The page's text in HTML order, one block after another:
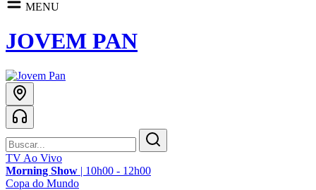
MENU
JOVEM PAN
TV Ao Vivo
Morning Show | 10h00 - 12h00
Copa do Mundo